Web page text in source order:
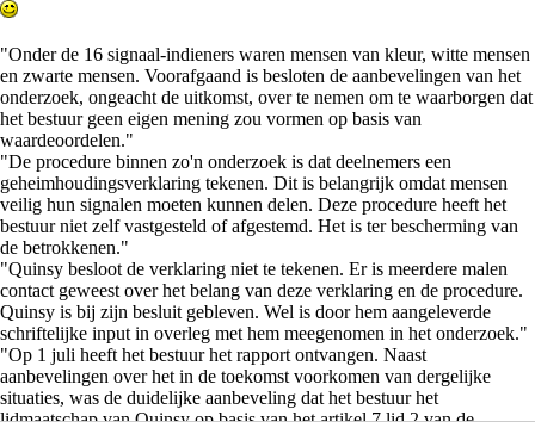
"Onder de 16 signaal-indieners waren mensen van kleur, witte mensen
en zwarte mensen. Voorafgaand is besloten de aanbevelingen van het
onderzoek, ongeacht de uitkomst, over te nemen om te waarborgen dat
het bestuur geen eigen mening zou vormen op basis van
waardeoordelen."
"De procedure binnen zo'n onderzoek is dat deelnemers een
geheimhoudingsverklaring tekenen. Dit is belangrijk omdat mensen
veilig hun signalen moeten kunnen delen. Deze procedure heeft het
bestuur niet zelf vastgesteld of afgestemd. Het is ter bescherming van
de betrokkenen."
"Quinsy besloot de verklaring niet te tekenen. Er is meerdere malen
contact geweest over het belang van deze verklaring en de procedure.
Quinsy is bij zijn besluit gebleven. Wel is door hem aangeleverde
schriftelijke input in overleg met hem meegenomen in het onderzoek."
"Op 1 juli heeft het bestuur het rapport ontvangen. Naast
aanbevelingen over het in de toekomst voorkomen van dergelijke
situaties, was de duidelijke aanbeveling dat het bestuur het
lidmaatschap van Quinsy op basis van het artikel 7 lid 2 van de